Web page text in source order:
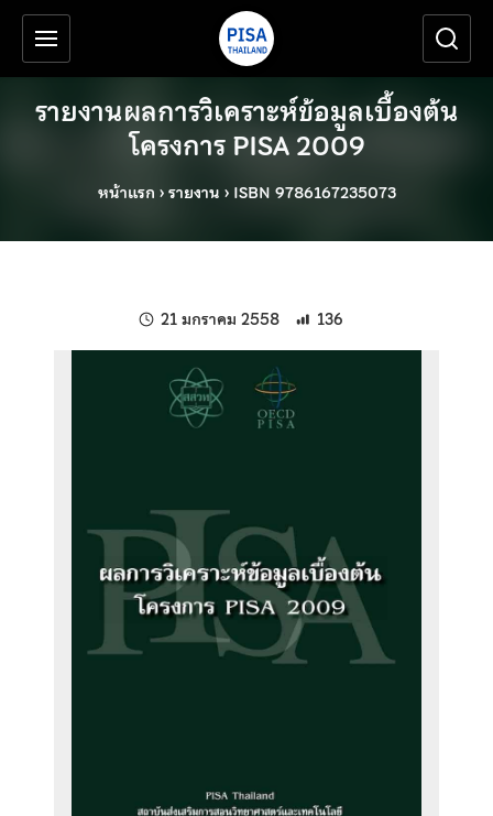
ข้ามไปยังเนื้อหาหลัก
เครื่องมือช่วยเหลือ
รายงานผลการวิเคราะห์ข้อมูลเบื้องต้น
โครงการ PISA 2009
หน้าแรก ›รายงาน › ISBN 9786167235073
21 มกราคม 2558 แก้ไขล่าสุดเมื่อ:
136